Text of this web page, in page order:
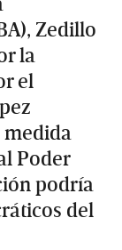
Zedillo
la
el
medida
Poder
podría
del